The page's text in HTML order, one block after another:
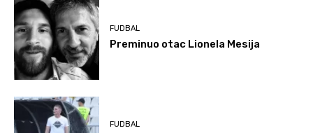
FUDBAL
Preminuo otac Lionela Mesija
FUDBAL